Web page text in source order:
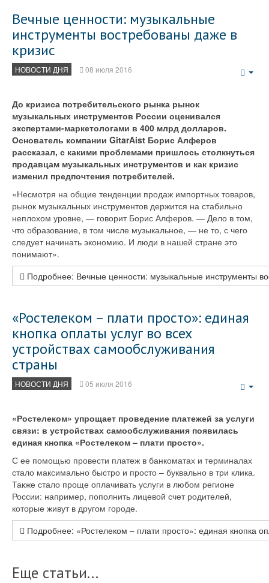
Вечные ценности: музыкальные
инструменты востребованы даже в
кризис
НОВОСТИ ДНЯ 08 июля 2016
До кризиса потребительского рынка рынок
музыкальных инструментов России оценивался
экспертами-маркетологами в 400 млрд долларов.
Основатель компании GitarAist Борис Алферов
рассказал, с какими проблемами пришлось столкнуться
продавцам музыкальных инструментов и как кризис
изменил предпочтения потребителей.
«Несмотря на общие тенденции продаж импортных товаров,
рынок музыкальных инструментов держится на стабильно
неплохом уровне, — говорит Борис Алферов. — Дело в том,
что образование, в том числе музыкальное, — не то, с чего
следует начинать экономию. И люди в нашей стране это
понимают».
Подробнее: Вечные ценности: музыкальные инструменты
«Ростелеком – плати просто»: единая
кнопка оплаты услуг во всех
устройствах самообслуживания
страны
НОВОСТИ ДНЯ 05 июля 2016
«Ростелеком» упрощает проведение платежей за услуги
связи: в устройствах самообслуживания появилась
единая кнопка «Ростелеком – плати просто».
С ее помощью провести платеж в банкоматах и терминалах
стало максимально быстро и просто – буквально в три клика.
Также стало проще оплачивать услуги в любом регионе
России: например, пополнить лицевой счет родителей,
которые живут в другом городе.
Подробнее: «Ростелеком – плати просто»: единая кнопка
Еще статьи...